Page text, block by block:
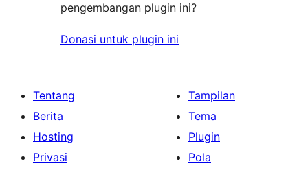
pengembangan plugin ini?
Donasi untuk plugin ini
Tentang
Berita
Hosting
Privasi
Tampilan
Tema
Plugin
Pola